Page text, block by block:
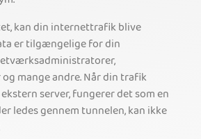
kan din internettrafik blive
er tilgængelige for din
mange andre. Når din trafik
server, fungerer det som en
ledes gennem tunnelen, kan ikke